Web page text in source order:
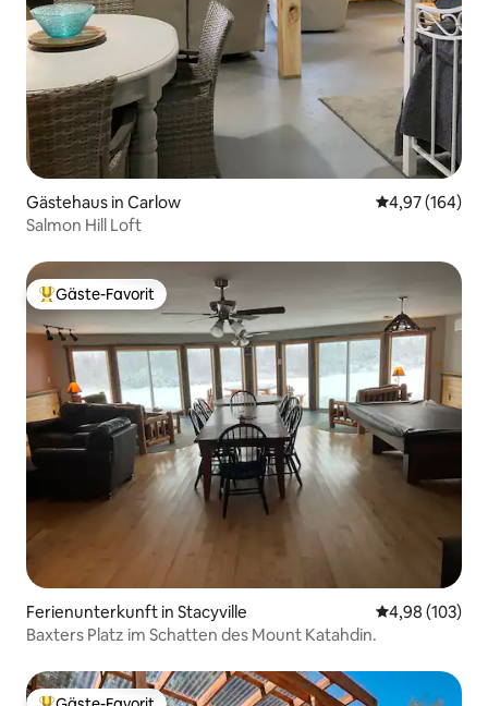
Gästehaus in Carlow
4,97 (164)
Salmon Hill Loft
Beliebter Gäste-Favorit.
Gäste-Favorit
Ferienunterkunft in Stacyville
4,98 (103)
Baxters Platz im Schatten des Mount Katahdin.